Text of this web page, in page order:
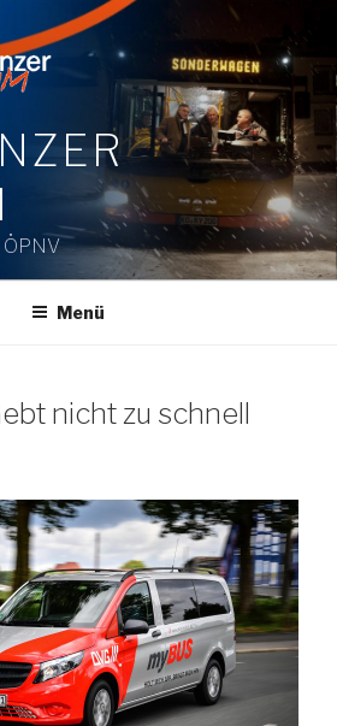
Menü
nicht zu schnell